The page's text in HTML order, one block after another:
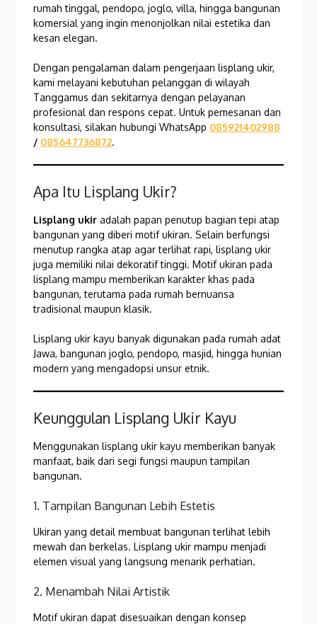
rumah tinggal, pendopo, joglo, villa, hingga bangunan
komersial yang ingin menonjolkan nilai estetika dan
kesan elegan.
Dengan pengalaman dalam pengerjaan lisplang ukir,
kami melayani kebutuhan pelanggan di wilayah
Tanggamus dan sekitarnya dengan pelayanan
profesional dan respons cepat. Untuk pemesanan dan
konsultasi, silakan hubungi WhatsApp 085921402988
/ 085647736872.
Apa Itu Lisplang Ukir?
Lisplang ukir adalah papan penutup bagian tepi atap
bangunan yang diberi motif ukiran. Selain berfungsi
menutup rangka atap agar terlihat rapi, lisplang ukir
juga memiliki nilai dekoratif tinggi. Motif ukiran pada
lisplang mampu memberikan karakter khas pada
bangunan, terutama pada rumah bernuansa
tradisional maupun klasik.
Lisplang ukir kayu banyak digunakan pada rumah adat
Jawa, bangunan joglo, pendopo, masjid, hingga hunian
modern yang mengadopsi unsur etnik.
Keunggulan Lisplang Ukir Kayu
Menggunakan lisplang ukir kayu memberikan banyak
manfaat, baik dari segi fungsi maupun tampilan
bangunan.
1. Tampilan Bangunan Lebih Estetis
Ukiran yang detail membuat bangunan terlihat lebih
mewah dan berkelas. Lisplang ukir mampu menjadi
elemen visual yang langsung menarik perhatian.
2. Menambah Nilai Artistik
Motif ukiran dapat disesuaikan dengan konsep